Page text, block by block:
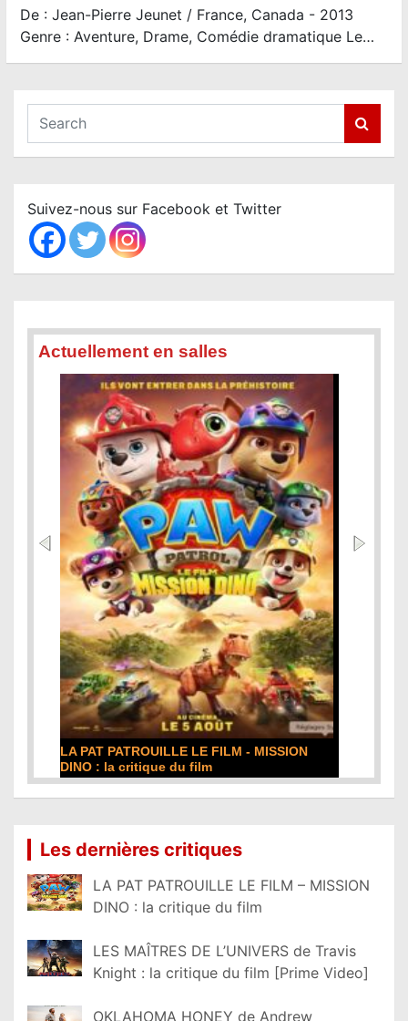
De : Jean-Pierre Jeunet / France, Canada - 2013
Genre : Aventure, Drame, Comédie dramatique Le…
a
c
h
Suivez-nous sur Facebook et Twitter
Actuellement en salles
LA PAT PATROUILLE LE FILM - MISSION
DINO : la critique du film
Les dernières critiques
LA PAT PATROUILLE LE FILM – MISSION
DINO : la critique du film
LES MAÎTRES DE L’UNIVERS de Travis
Knight : la critique du film [Prime Video]
OKLAHOMA HONEY de Andrew